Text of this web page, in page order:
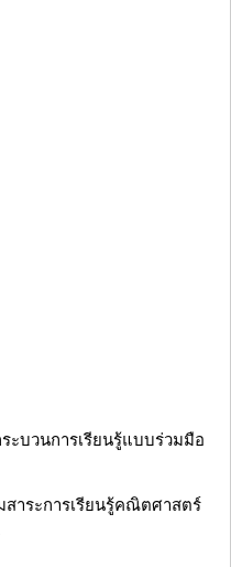
ะบวนการเรียนรู้แบบร่วมมือ
สาระการเรียนรู้คณิตศาสตร์